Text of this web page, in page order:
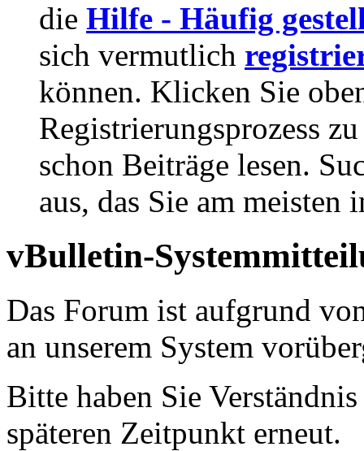
die Hilfe - Häufig
sich vermutlich
können. Klicken Sie
Registrierungsprozess
schon Beiträge lesen.
aus, das Sie am meisten
vBulletin-
Das Forum ist aufgrund
an unserem System
Bitte haben Sie
späteren Zeitpunkt erneut.